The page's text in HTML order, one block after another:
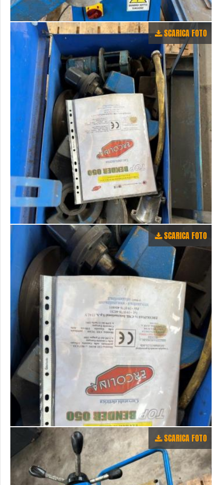
SCARICA FOTO
SCARICA FOTO
SCARICA FOTO